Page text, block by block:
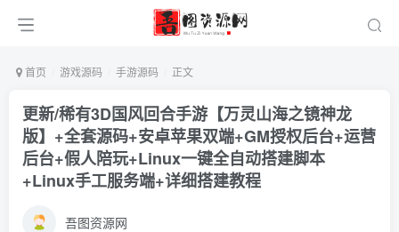
首页 游戏源码 手游源码 正文
更新/稀有3D国风回合手游【万灵山海之镜神龙
版】+全套源码+安卓苹果双端+GM授权后台+运营
后台+假人陪玩+Linux一键全自动搭建脚本
+Linux手工服务端+详细搭建教程
吾图资源网